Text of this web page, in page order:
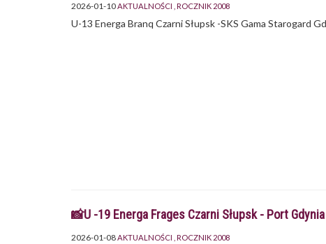
2026-01-10AKTUALNOŚCI ROCZNIK 2008
U-13 Energa Branq Czarni Słupsk -SKS Gama Starogard
📸U -19 Energa Frages Czarni Słupsk - Port Gdynia
2026-01-08AKTUALNOŚCI ROCZNIK 2008